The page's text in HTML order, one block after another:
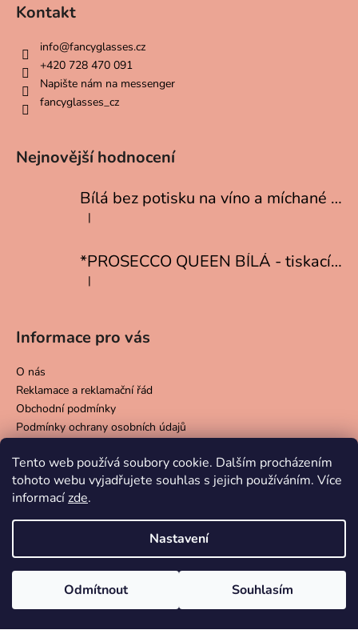
Tento web používá soubory cookie. Dalším procházením
tohoto webu vyjadřujete souhlas s jejich používáním. Více
informacízde.
Nastavení
Odmítnout Souhlasím
Kontakt
info@fancyglasses.cz
+420 728 470 091
Napište nám na messenger
fancyglasses_cz
Nejnovější hodnocení
Bílá bez potisku na víno a míchané drinky
Hodnocení produktu je 5 z 5 hvězdiček.
|
*PROSECCO QUEEN BÍLÁ - tiskací písmo
Hodnocení produktu je 5 z 5 hvězdiček.
|
Informace pro vás
O nás
Reklamace a reklamační řád
Obchodní podmínky
Podmínky ochrany osobních údajů
Péče o skleničky
Přijímáme online platby